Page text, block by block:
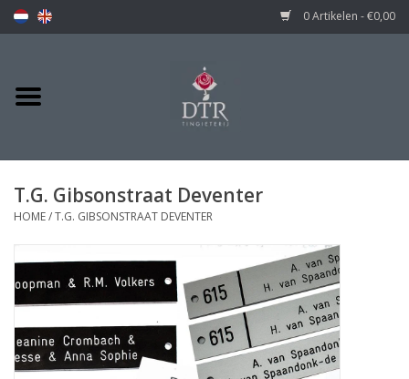
0 Artikelen - €0,00
T.G. Gibsonstraat Deventer
HOME/T.G. GIBSONSTRAAT DEVENTER